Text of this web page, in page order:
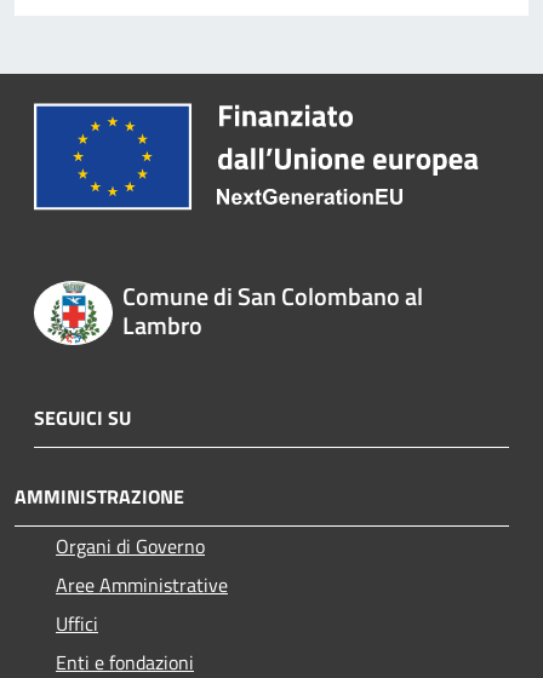
Comune di San Colombano al
Lambro
SEGUICI SU
AMMINISTRAZIONE
Organi di Governo
Aree Amministrative
Uffici
Enti e fondazioni